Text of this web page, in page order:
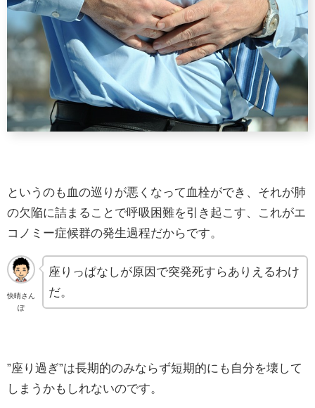
というのも血の巡りが悪くなって血栓ができ、それが肺
の欠陥に詰まることで呼吸困難を引き起こす、これがエ
コノミー症候群の発生過程だからです。
快晴さん
ぽ
座りっぱなしが原因で突発死すらありえるわけ
だ。
”座り過ぎ”は長期的のみならず短期的にも自分を壊して
しまうかもしれないのです。